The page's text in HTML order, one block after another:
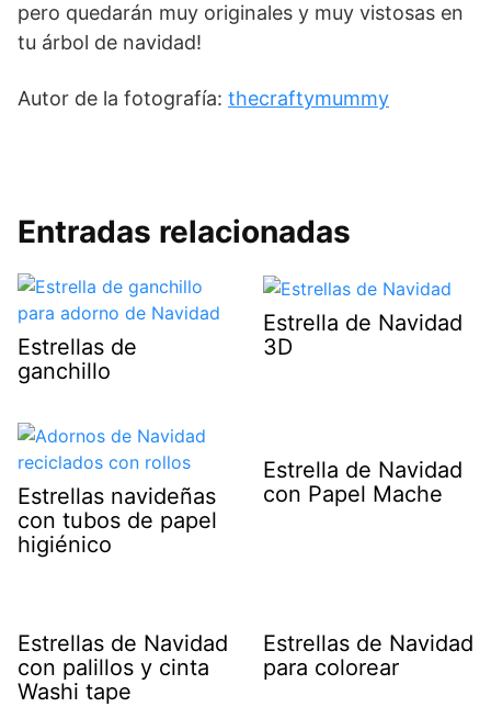
pero quedarán muy originales y muy vistosas en
tu árbol de navidad!
Autor de la fotografía: thecraftymummy
Entradas relacionadas
Estrellas de
ganchillo
Estrella de Navidad
3D
Estrellas navideñas
con tubos de papel
higiénico
Estrella de Navidad
con Papel Mache
Estrellas de Navidad
con palillos y cinta
Washi tape
Estrellas de Navidad
para colorear